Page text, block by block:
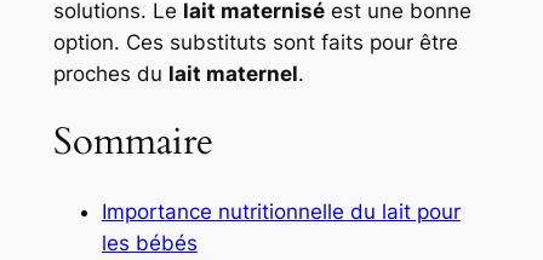
solutions. Le lait materniséest une bonne
option. Ces substituts sont faits pour être
proches du lait maternel.
Sommaire
Importance nutritionnelle du lait pour
les bébés